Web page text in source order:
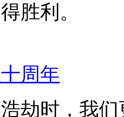
胜利。
周年
劫时，我